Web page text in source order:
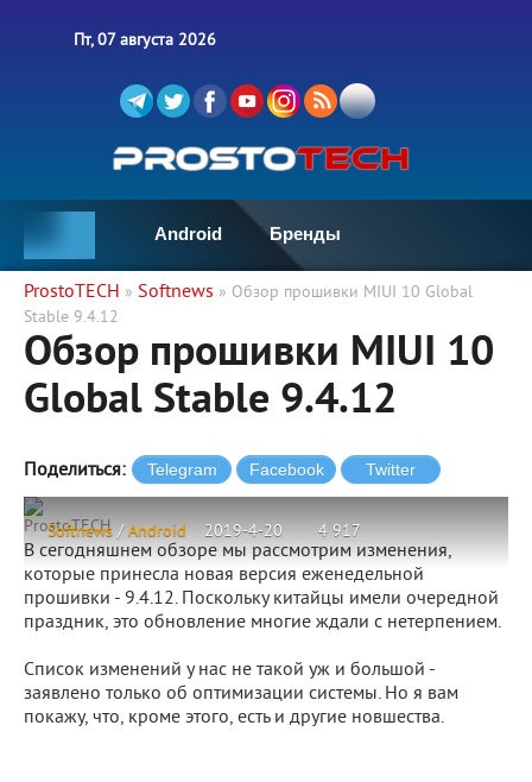
Пт, 07 августа 2026
Android Бренды
ProstoTECH » Softnews » Обзор прошивки MIUI 10 Global
Stable 9.4.12
Обзор прошивки MIUI 10
Global Stable 9.4.12
Поделиться:
Softnews /Android 2019-4-20 4 917
ProstoTECH
В сегодняшнем обзоре мы рассмотрим изменения,
которые принесла новая версия еженедельной
прошивки - 9.4.12. Поскольку китайцы имели очередной
праздник, это обновление многие ждали с нетерпением.
Список изменений у нас не такой уж и большой -
заявлено только об оптимизации системы. Но я вам
покажу, что, кроме этого, есть и другие новшества.